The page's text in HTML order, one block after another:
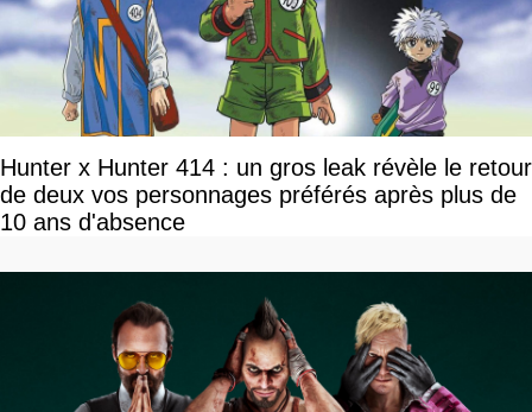
Hunter x Hunter 414 : un gros leak révèle le retour
de deux vos personnages préférés après plus de
10 ans d'absence